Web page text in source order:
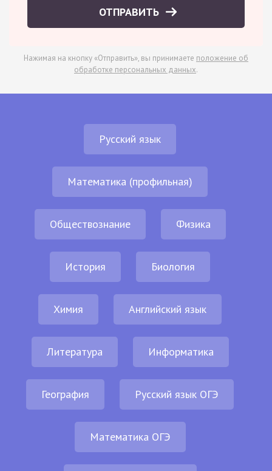
ОТПРАВИТЬ
Нажимая на кнопку «Отправить», вы принимаете положение об
обработке персональных данных.
Русский язык
Математика (профильная)
Обществознание Физика
История Биология
Химия Английский язык
Литература Информатика
География Русский язык ОГЭ
Математика ОГЭ